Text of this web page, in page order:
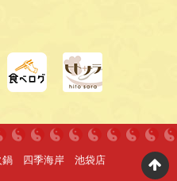
鍋 四季海岸 池袋店